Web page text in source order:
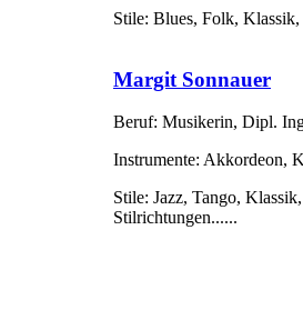
Stile: Blues, Folk,
Margit Sonnauer
Beruf: Musikerin, Dipl.
Instrumente: Akkordeon,
Stile: Jazz, Tango,
Stilrichtungen......